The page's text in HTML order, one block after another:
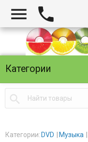
 
Категории

Категории: DVD Музыка